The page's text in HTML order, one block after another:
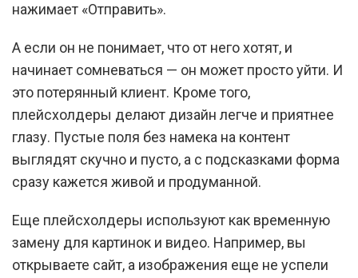
нажимает «Отправить».
А если он не понимает, что от него хотят, и
начинает сомневаться — он может просто уйти. И
это потерянный клиент. Кроме того,
плейсхолдеры делают дизайн легче и приятнее
глазу. Пустые поля без намека на контент
выглядят скучно и пусто, а с подсказками форма
сразу кажется живой и продуманной.
Еще плейсхолдеры используют как временную
замену для картинок и видео. Например, вы
открываете сайт, а изображения еще не успели